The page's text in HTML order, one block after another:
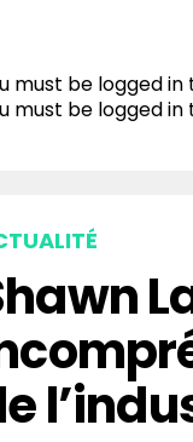
must be logged
must be logged in